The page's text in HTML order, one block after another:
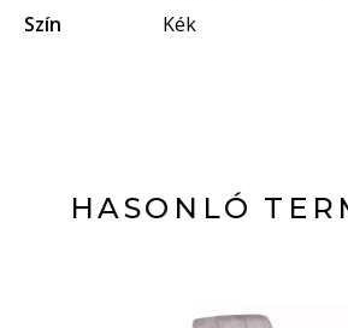
Szín
Kék
HASONLÓ